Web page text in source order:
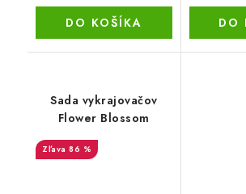
DO KOŠÍKA DO
Sada vykrajovačov
Flower Blossom
86 %